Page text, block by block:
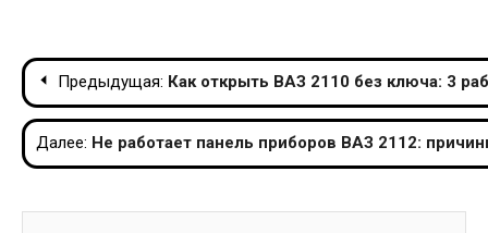
Навигация
по
записям
Предыдущая: Как открыть ВАЗ 2110 без ключа: 3
Далее: Не работает панель приборов ВАЗ 2112: